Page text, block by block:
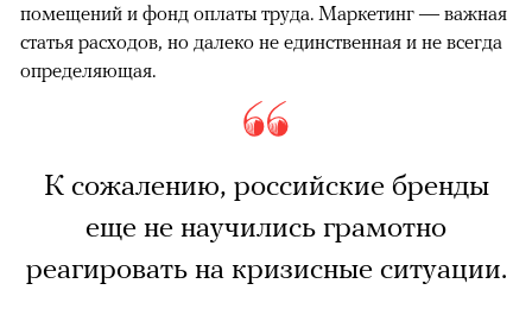
помещений и фонд оплаты труда. Маркетинг — важная
статья расходов, но далеко не единственная и не всегда
определяющая.
К сожалению, российские бренды
еще не научились грамотно
реагировать на кризисные ситуации.